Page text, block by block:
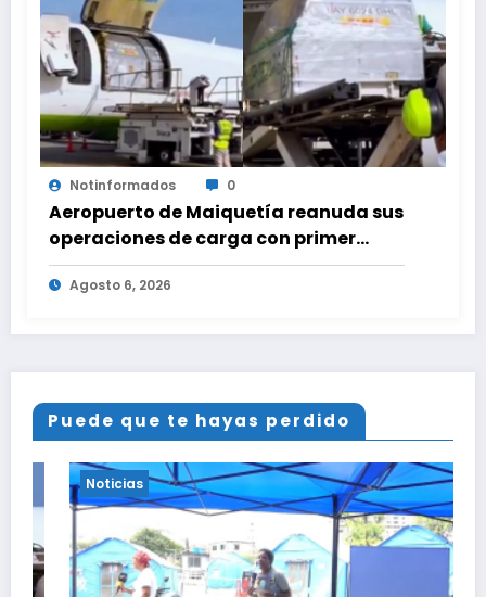
Notinformados 0
Aeropuerto de Maiquetía reanuda sus
operaciones de carga con primer
vuelo desde Panamá
Agosto 6, 2026
Puede que te hayas perdido
Noticias